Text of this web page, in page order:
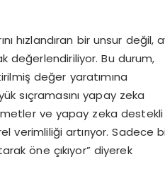
hızlandıran bir unsur değil,
değerlendiriliyor. Bu durum,
değer yaratımına
sıçramasını yapay zeka
ve yapay zeka destekli
artırıyor. Sadece
öne çıkıyor” diyerek